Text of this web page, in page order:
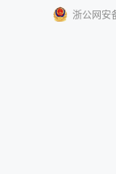
浙公网安